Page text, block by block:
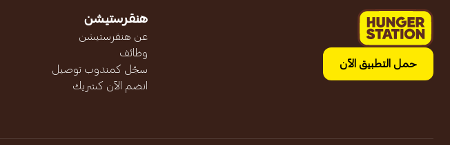
حمل التطبيق الآن
هنقرستيشن
عن هنقرستيشن
وظائف
سجّل كمندوب توصيل
انضم الآن كشريك